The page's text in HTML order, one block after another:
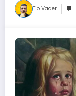
Tio Vader